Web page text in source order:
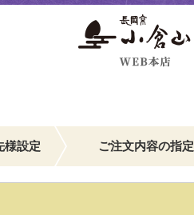
様設定 ご注文内容の指定